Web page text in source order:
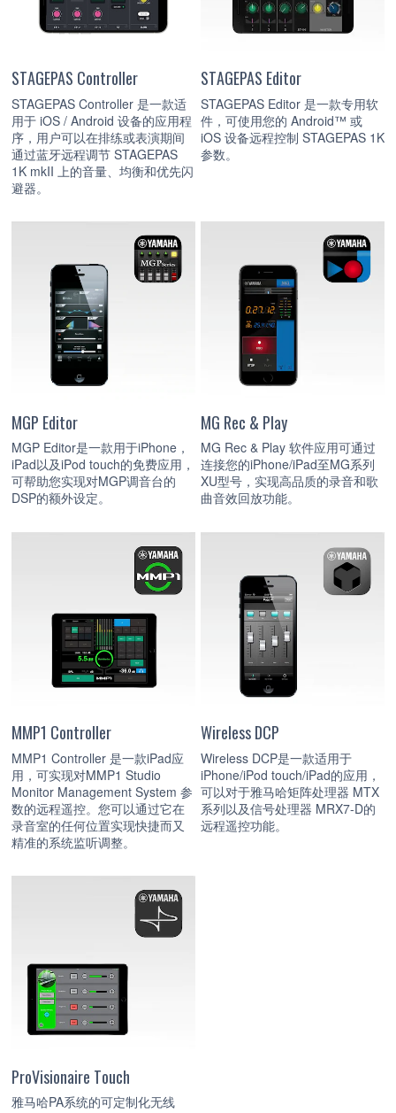
STAGEPAS Controller
STAGEPAS Controller 是一款适
用于 iOS / Android 设备的应用程
序，用户可以在排练或表演期间
通过蓝牙远程调节 STAGEPAS
1K mkII 上的音量、均衡和优先闪
避器。
STAGEPAS Editor
STAGEPAS Editor 是一款专用软
件，可使用您的 Android™ 或
iOS 设备远程控制 STAGEPAS 1K
参数。
MGP Editor
MGP Editor是一款用于iPhone，
iPad以及iPod touch的免费应用，
可帮助您实现对MGP调音台的
DSP的额外设定。
MG Rec & Play
MG Rec & Play 软件应用可通过
连接您的iPhone/iPad至MG系列
XU型号，实现高品质的录音和歌
曲音效回放功能。
MMP1 Controller
MMP1 Controller 是一款iPad应
用，可实现对MMP1 Studio
Monitor Management System 参
数的远程遥控。您可以通过它在
录音室的任何位置实现快捷而又
精准的系统监听调整。
Wireless DCP
Wireless DCP是一款适用于
iPhone/iPod touch/iPad的应用，
可以对于雅马哈矩阵处理器 MTX
系列以及信号处理器 MRX7-D的
远程遥控功能。
ProVisionaire Touch
雅马哈PA系统的可定制化无线